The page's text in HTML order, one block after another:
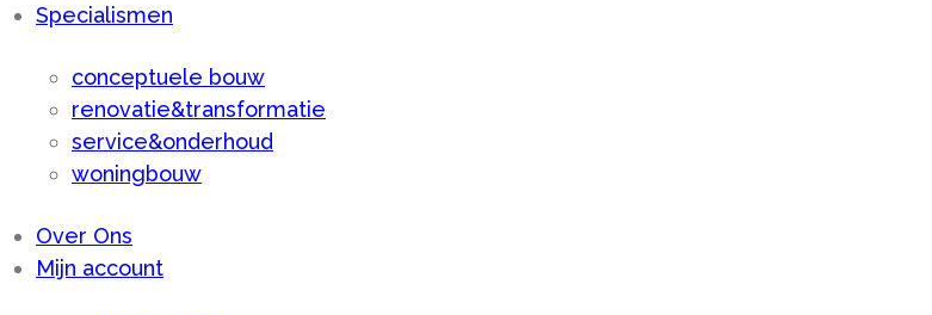
Specialismen
conceptuele bouw
renovatie&transformatie
service&onderhoud
woningbouw
Over Ons
Mijn account